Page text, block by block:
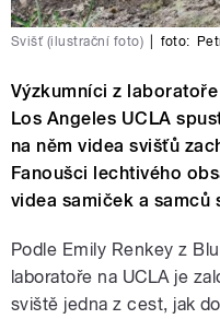
Svišť (ilustrační foto) foto:
Výzkumníci z
Los Angeles UCLA
na něm videa svišťů
Fanoušci lechtivého
videa samiček a samců
Podle Emily Renkey z
laboratoře na UCLA je
sviště jedna z cest, jak